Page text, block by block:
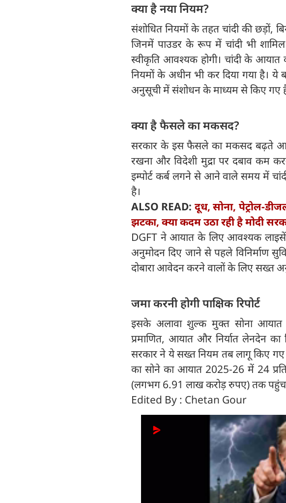
क्‍या है नया नियम?
संशोधित नियमों के तहत चांदी की छड़ों,
जिनमें पाउडर के रूप में चांदी भी
स्वीकृति आवश्यक होगी। चांदी के आयात
नियमों के अधीन भी कर दिया गया है।
अनुसूची में संशोधन के माध्यम से किए गए
क्‍या है फैसले का मकसद?
सरकार के इस फैसले का मकसद बढ़ते
रखना और विदेशी मुद्रा पर दबाव कम
इम्पोर्ट कर्ब लगने से आने वाले समय में
है।
ALSO READ: दूध, सोना, पेट्रोल-
झटका, क्या कदम उठा रही है मोदी
DGFT ने आयात के लिए आवश्यक
अनुमोदन दिए जाने से पहले विनिर्माण
दोबारा आवेदन करने वालों के लिए सख्त
जमा करनी होगी पाक्षिक रिपोर्ट
इसके अलावा शुल्क मुक्त सोना आयात
प्रमाणित, आयात और निर्यात लेनदेन का
सरकार ने ये सख्त नियम तब लागू किए
का सोने का आयात 2025-26 में 24
(लगभग 6.91 लाख करोड़ रुपए) तक पहुंच
Edited By : Chetan Gour